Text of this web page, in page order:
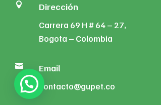
 Dirección
Carrera 69 H # 64 – 27,
Bogota – Colombia
 Email
contacto@gupet.co